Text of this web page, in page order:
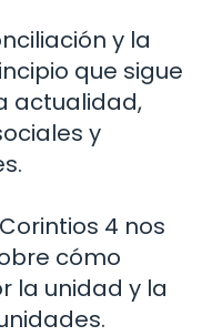
y la
que sigue
actualidad,
y
4 nos
cómo
la unidad y la